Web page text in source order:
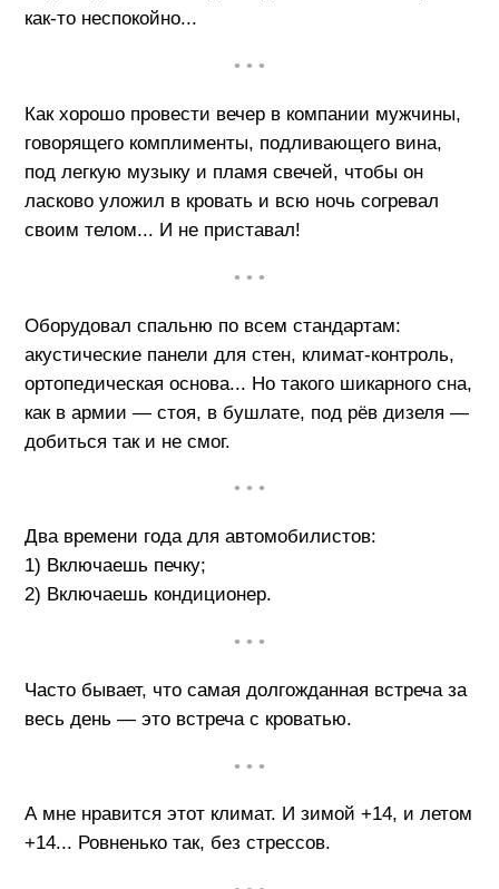
как-то неспокойно...
• • •
Как хорошо провести вечер в компании мужчины,
говорящего комплименты, подливающего вина,
под легкую музыку и пламя свечей, чтобы он
ласково уложил в кровать и всю ночь согревал
своим телом... И не приставал!
• • •
Оборудовал спальню по всем стандартам:
акустические панели для стен, климат-контроль,
ортопедическая основа... Но такого шикарного сна,
как в армии — стоя, в бушлате, под рёв дизеля —
добиться так и не смог.
• • •
Два времени года для автомобилистов:
1) Включаешь печку;
2) Включаешь кондиционер.
• • •
Часто бывает, что самая долгожданная встреча за
весь день — это встреча с кроватью.
• • •
А мне нравится этот климат. И зимой +14, и летом
+14... Ровненько так, без стрессов.